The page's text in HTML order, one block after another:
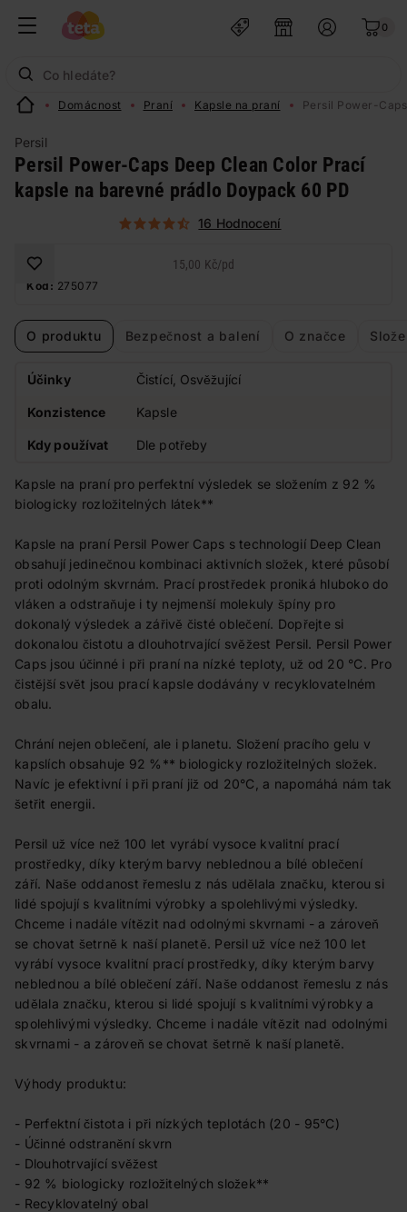
0
Domácnost Praní Kapsle na praní Persil Power-
Persil
Persil Power-Caps Deep Clean Color Prací
kapsle na barevné prádlo Doypack 60 PD
16 Hodnocení
15,00 Kč/pd
Kód: 275077
O produktu Bezpečnost a balení O značce
Účinky Čistící, Osvěžující
Konzistence Kapsle
Kdy používat Dle potřeby
Kapsle na praní pro perfektní výsledek se složením z 92 %
biologicky rozložitelných látek**
Kapsle na praní Persil Power Caps s technologií Deep Clean
obsahují jedinečnou kombinaci aktivních složek, které působí
proti odolným skvrnám. Prací prostředek proniká hluboko do
vláken a odstraňuje i ty nejmenší molekuly špíny pro
dokonalý výsledek a zářivě čisté oblečení. Dopřejte si
dokonalou čistotu a dlouhotrvající svěžest Persil. Persil Power
Caps jsou účinné i při praní na nízké teploty, už od 20 °C. Pro
čistější svět jsou prací kapsle dodávány v recyklovatelném
obalu.
Chrání nejen oblečení, ale i planetu. Složení pracího gelu v
kapslích obsahuje 92 %** biologicky rozložitelných složek.
Navíc je efektivní i při praní již od 20°C, a napomáhá nám tak
šetřit energii.
Persil už více než 100 let vyrábí vysoce kvalitní prací
prostředky, díky kterým barvy neblednou a bílé oblečení
září. Naše oddanost řemeslu z nás udělala značku, kterou si
lidé spojují s kvalitními výrobky a spolehlivými výsledky.
Chceme i nadále vítězit nad odolnými skvrnami - a zároveň
se chovat šetrně k naší planetě. Persil už více než 100 let
vyrábí vysoce kvalitní prací prostředky, díky kterým barvy
neblednou a bílé oblečení září. Naše oddanost řemeslu z nás
udělala značku, kterou si lidé spojují s kvalitními výrobky a
spolehlivými výsledky. Chceme i nadále vítězit nad odolnými
skvrnami - a zároveň se chovat šetrně k naší planetě.
Výhody produktu:
- Perfektní čistota i při nízkých teplotách (20 - 95°C)
- Účinné odstranění skvrn
- Dlouhotrvající svěžest
- 92 % biologicky rozložitelných složek**
- Recyklovatelný obal